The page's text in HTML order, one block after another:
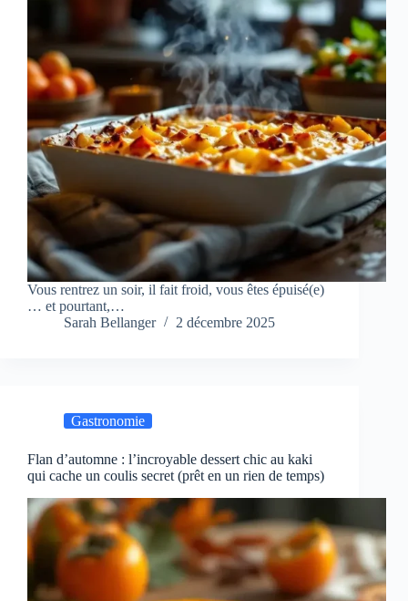
Vous rentrez un soir, il fait froid, vous êtes épuisé(e)
… et pourtant,…
Sarah Bellanger
2 décembre 2025
Gastronomie
Flan d’automne : l’incroyable dessert chic au kaki
qui cache un coulis secret (prêt en un rien de temps)